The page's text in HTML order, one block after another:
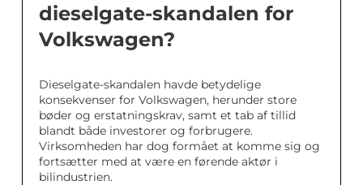
dieselgate-skandalen for
Volkswagen?
Dieselgate-skandalen havde betydelige
konsekvenser for Volkswagen, herunder store
bøder og erstatningskrav, samt et tab af tillid
blandt både investorer og forbrugere.
Virksomheden har dog formået at komme sig og
fortsætter med at være en førende aktør i
bilindustrien.